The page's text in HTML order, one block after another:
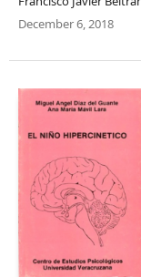
December 6, 2018